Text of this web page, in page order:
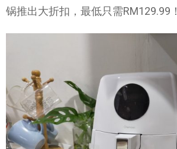
锅推出大折扣，最低只需RM129.99！